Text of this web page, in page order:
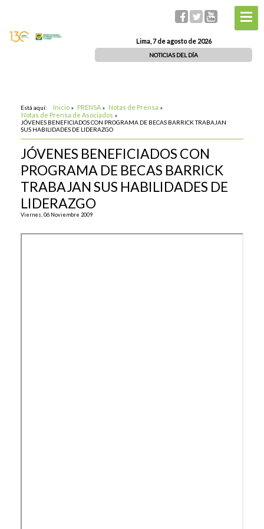
Lima, 7 de agosto de 2026
NOTICIAS DEL DÍA
Está aquí: Inicio » PRENSA » Notas de Prensa »
Notas de Prensa de Asociados »
JÓVENES BENEFICIADOS CON PROGRAMA DE BECAS BARRICK TRABAJAN
SUS HABILIDADES DE LIDERAZGO
JÓVENES BENEFICIADOS CON
PROGRAMA DE BECAS BARRICK
TRABAJAN SUS HABILIDADES DE
LIDERAZGO
Viernes, 06 Noviembre 2009